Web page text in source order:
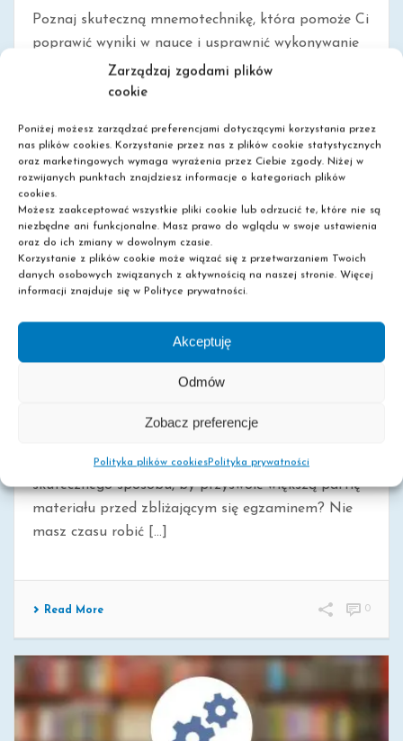
Zarządzaj zgodami plików
cookie
Poniżej możesz zarządzać preferencjami dotyczącymi korzystania przez
nas plików cookies. Korzystanie przez nas z plików cookie statystycznych
oraz marketingowych wymaga wyrażenia przez Ciebie zgody. Niżej w
rozwijanych punktach znajdziesz informacje o kategoriach plików
cookies.
Możesz zaakceptować wszystkie pliki cookie lub odrzucić te, które nie są
niezbędne ani funkcjonalne. Masz prawo do wglądu w swoje ustawienia
oraz do ich zmiany w dowolnym czasie.
Korzystanie z plików cookie może wiązać się z przetwarzaniem Twoich
danych osobowych związanych z aktywnością na naszej stronie. Więcej
informacji znajduje się w Polityce prywatności.
Akceptuję
Odmów
Zobacz preferencje
Polityka plików cookiesPolityka prywatności
Poznaj skuteczną mnemotechnikę, która pomoże Ci
poprawić wyniki w nauce i usprawnić wykonywanie
codziennych czynności! Oto haki pamięciowe.
Szukasz skutecznego sposobu, by poprawić
Read More
tempie za pomocą mapy myśli! Szukasz
skutecznego sposobu, by przyswoić większą partię
materiału przed zbliżającym się egzaminem? Nie
masz czasu robić [...]
Read More 0